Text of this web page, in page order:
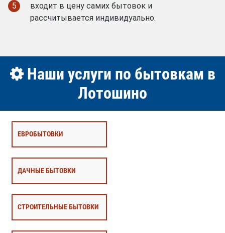
5
входит в цену самих бытовок и
рассчитывается индивидуально.
Наши услуги по бытовкам в
Лотошино
ЕВРОБЫТОВКИ
ДАЧНЫЕ БЫТОВКИ
СТРОИТЕЛЬНЫЕ БЫТОВКИ